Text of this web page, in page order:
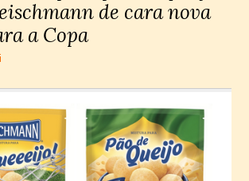
de cara nova
a Copa